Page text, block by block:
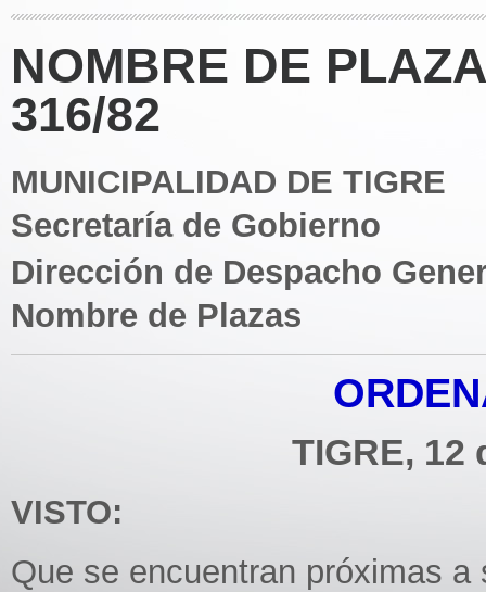
NOMBRE DE
316/82
MUNICIPALIDAD DE TIGRE
Secretaría de Gobierno
Dirección de Despacho
Nombre de Plazas
TIGRE, 12
VISTO:
Que se encuentran próximas